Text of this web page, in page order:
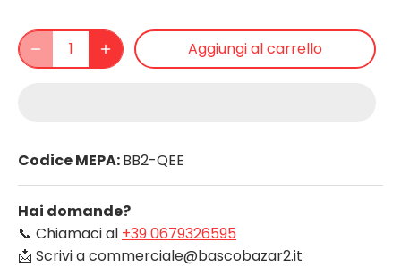
Aggiungi al carrello
Codice MEPA:BB2-QEE
Hai domande?
📞 Chiamaci al +39 0679326595
📩 Scrivi a commerciale@bascobazar2.it